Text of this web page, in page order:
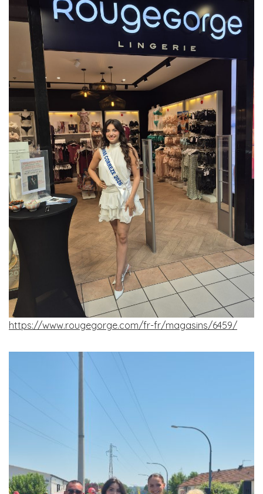
https://www.rougegorge.com/fr-fr/magasins/6459/